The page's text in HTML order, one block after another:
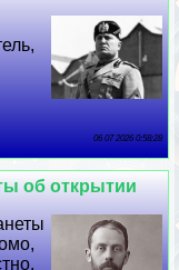
06 07 2026 0:58:28
об открытии